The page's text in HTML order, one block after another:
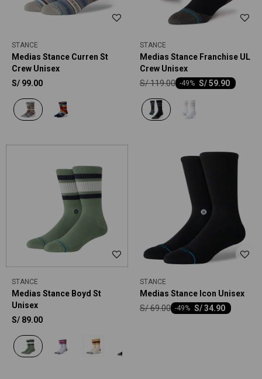
STANCE
Medias Stance Curren St
Crew Unisex
S/ 99.00
STANCE
Medias Stance Franchise UL
Crew Unisex
S/59.90
-49
S/119.00
STANCE
Medias Stance Boyd St
Unisex
S/ 89.00
STANCE
Medias Stance Icon Unisex
S/34.90
-49
S/69.00